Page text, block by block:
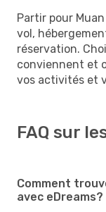
Partir pour
vol,
réservation.
conviennent et
vos activités et
FAQ sur
Comment
avec eDreams?